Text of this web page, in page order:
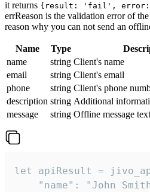
it returns {result: 'fail', error:
errReason is the validation error of
reason why you can not send an
Name Type
name
string Client's name
email
string Client's email
phone
string Client's phone
description string Additional
message
string Offline message text
let apiResult =
"name": "John